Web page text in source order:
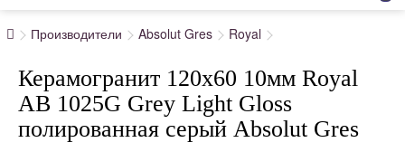
Производители Absolut Gres Royal
Керамогранит 120x60 10мм Royal
AB 1025G Grey Light Gloss
полированная серый Absolut Gres